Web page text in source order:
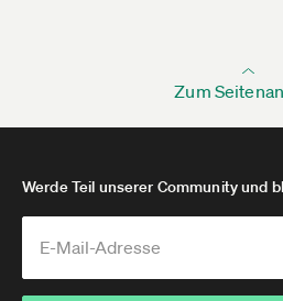
Zum
Werde Teil unserer Community und